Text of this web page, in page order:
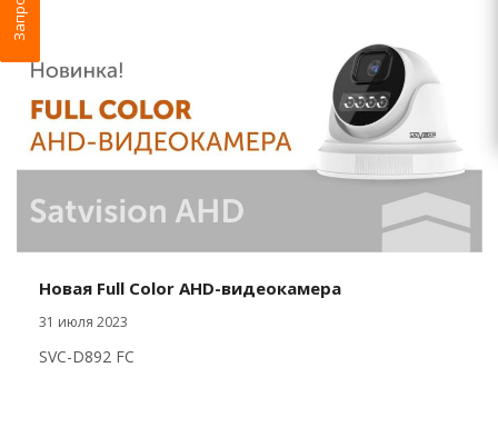
Новая Full Color AHD-видеокамера
31 июля 2023
SVC-D892 FC